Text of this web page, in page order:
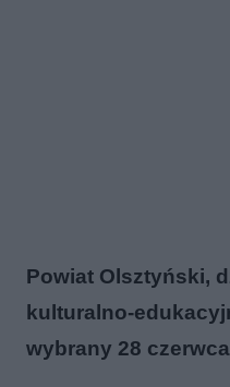
Powiat Olsztyński,
kulturalno-
wybrany 28